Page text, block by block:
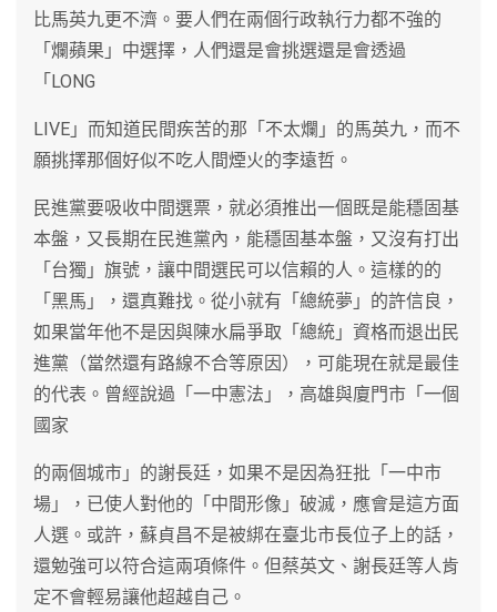
比馬英九更不濟。要人們在兩個行政執行力都不強的
「爛蘋果」中選擇，人們還是會挑選還是會透過
「LONG
LIVE」而知道民間疾苦的那「不太爛」的馬英九，而不
願挑擇那個好似不吃人間煙火的李遠哲。
民進黨要吸收中間選票，就必須推出一個既是能穩固基
本盤，又長期在民進黨內，能穩固基本盤，又沒有打出
「台獨」旗號，讓中間選民可以信賴的人。這樣的的
「黑馬」，還真難找。從小就有「總統夢」的許信良，
如果當年他不是因與陳水扁爭取「總統」資格而退出民
進黨（當然還有路線不合等原因），可能現在就是最佳
的代表。曾經說過「一中憲法」，高雄與廈門市「一個
國家
的兩個城市」的謝長廷，如果不是因為狂批「一中市
場」，已使人對他的「中間形像」破滅，應會是這方面
人選。或許，蘇貞昌不是被綁在臺北市長位子上的話，
還勉強可以符合這兩項條件。但蔡英文、謝長廷等人肯
定不會輕易讓他超越自己。